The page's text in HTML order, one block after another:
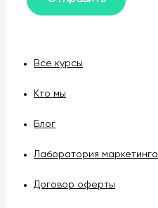
Все курсы
Кто мы
Блог
Лаборатория маркетинга
Договор оферты